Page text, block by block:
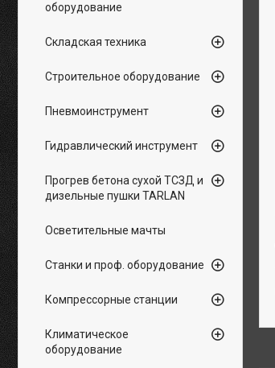
оборудование
Складская техника
Строительное оборудование
Пневмоинструмент
Гидравлический инструмент
Прогрев бетона сухой ТСЗД и
дизельные пушки TARLAN
Осветительные мачты
Станки и проф. оборудование
Компрессорные станции
Климатическое
оборудование